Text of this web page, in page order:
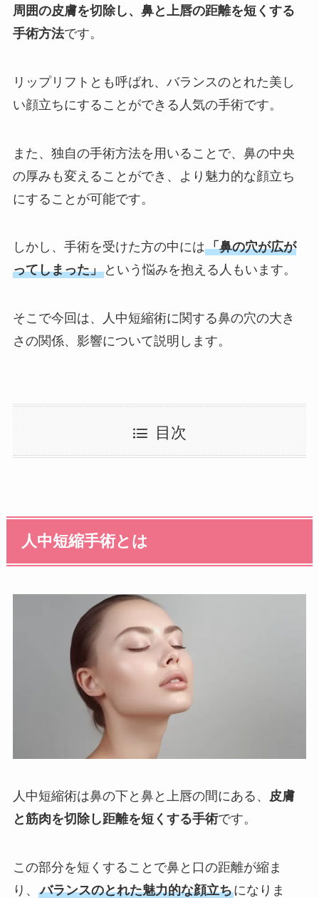
周囲の皮膚を切除し、鼻と上唇の距離を短くする
手術方法です。
リップリフトとも呼ばれ、バランスのとれた美し
い顔立ちにすることができる人気の手術です。
また、独自の手術方法を用いることで、鼻の中央
の厚みも変えることができ、より魅力的な顔立ち
にすることが可能です。
しかし、手術を受けた方の中には「鼻の穴が広が
ってしまった」という悩みを抱える人もいます。
そこで今回は、人中短縮術に関する鼻の穴の大き
さの関係、影響について説明します。
目次
人中短縮手術とは
人中短縮術は鼻の下と鼻と上唇の間にある、 皮膚
と筋肉を切除し距離を短くする手術です。
この部分を短くすることで鼻と口の距離が縮ま
り、 バランスのとれた魅力的な顔立ちになりま